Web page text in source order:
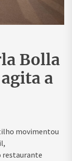
Bolla
a
movimentou
restaurante